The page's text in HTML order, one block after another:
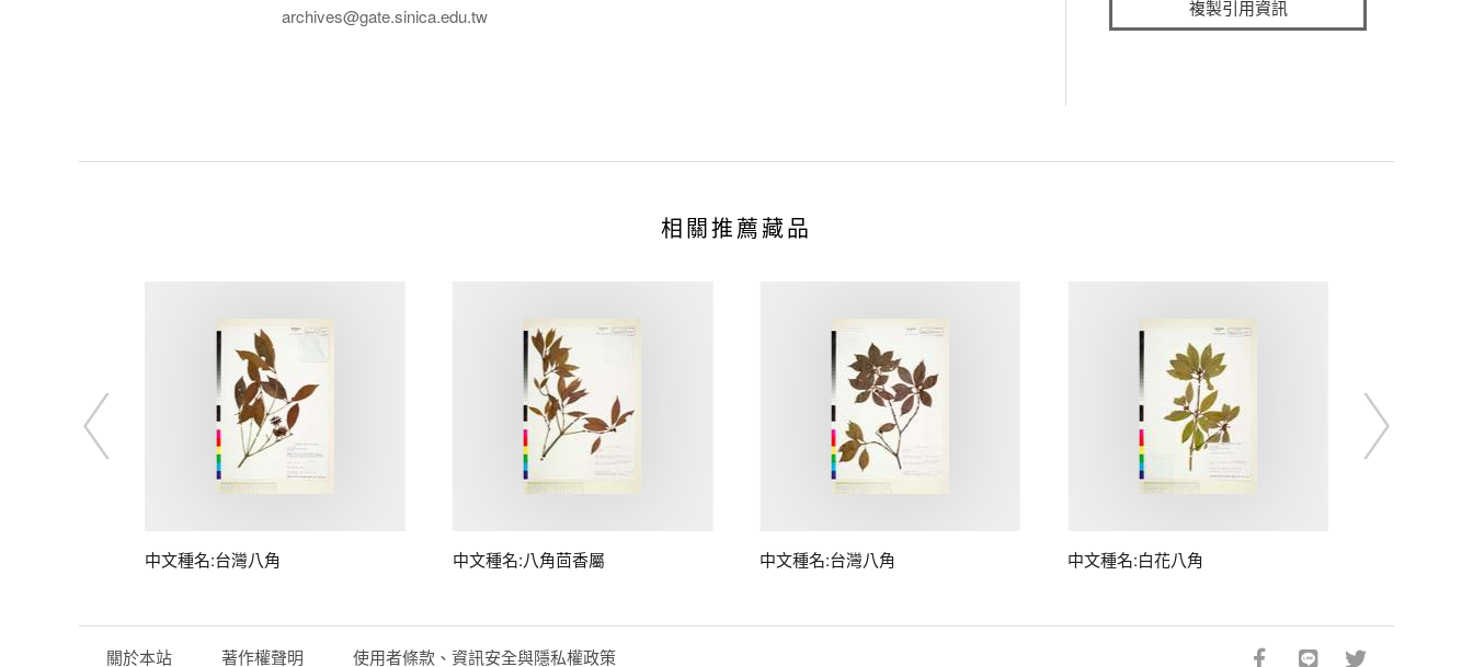
archives@gate.sinica.edu.tw
複製引用資訊
相關推薦藏品
中文種名:台灣八角 中文種名:八角茴香屬 中文種名:台灣八角 中文種名:白花八角
關於本站 著作權聲明 使用者條款、資訊安全與隱私權政策